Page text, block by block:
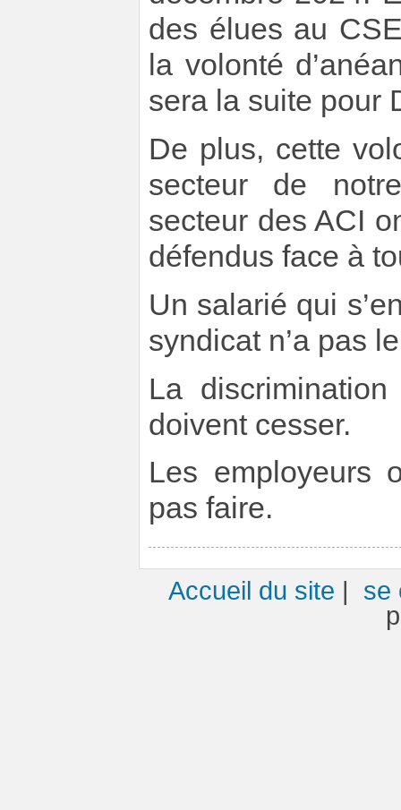
des élues au
la volonté
sera la suite pour
De plus, cette
secteur de
secteur des ACI
défendus face à
Un salarié qui
syndicat n’a pas
La
doivent cesser.
Les employeurs
pas faire.
Accueil du site | se